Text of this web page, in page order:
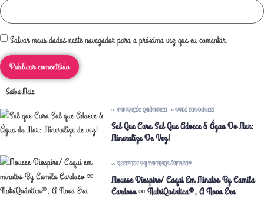
Salvar meus dados neste navegador para a próxima vez que eu comentar.
Saiba Mais
∞ NUTRIÇÃO QUÂNTICA ∞ VIDA SAUDÁVEL!
Sal Que Cura Sal Que Adoece & Água Do Mar:
Mineralize De Vez!
∞ RECEITAS BY NUTRIQUÂNTICA®
Mousse Diospiro/ Caqui Em Minutos By Camila
Cardoso ∞ NutriQuântica®, A Nova Era